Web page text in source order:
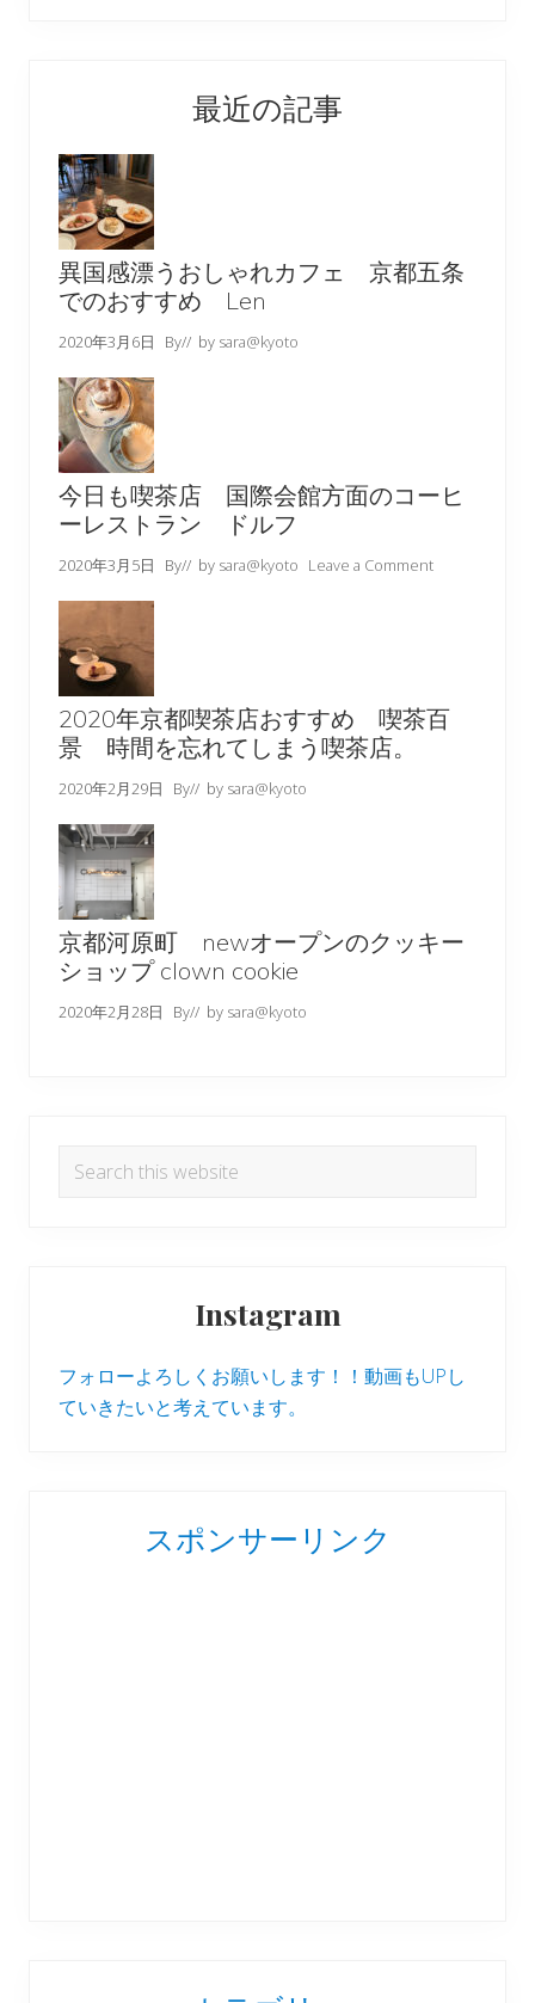
最近の記事
異国感漂うおしゃれカフェ 京都五条
でのおすすめ Len
2020年3月6日 By// by sara@kyoto
今日も喫茶店 国際会館方面のコーヒ
ーレストラン ドルフ
2020年3月5日 By// by sara@kyoto Leave a Comment
2020年京都喫茶店おすすめ 喫茶百
景 時間を忘れてしまう喫茶店。
2020年2月29日 By// by sara@kyoto
京都河原町 newオープンのクッキー
ショップ clown cookie
2020年2月28日 By// by sara@kyoto
Search
Instagram
フォローよろしくお願いします！！動画もUPし
ていきたいと考えています。
スポンサーリンク